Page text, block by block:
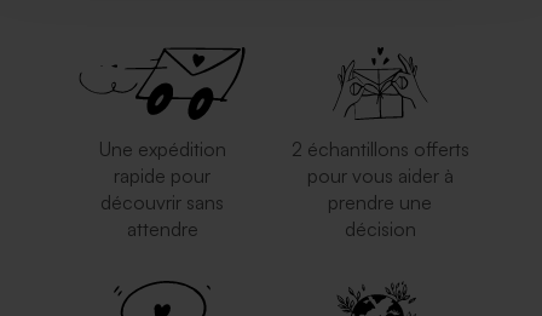
Une expédition
rapide pour
découvrir sans
attendre
2 échantillons offerts
pour vous aider à
prendre une
décision